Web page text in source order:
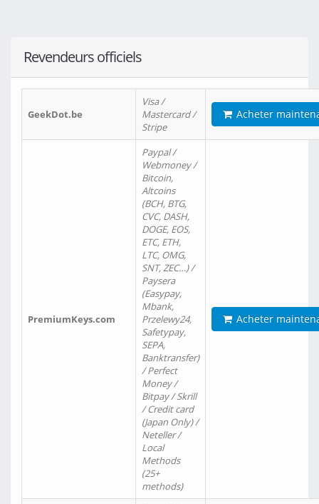
Revendeurs officiels
GeekDot.be
Visa /
Mastercard /
Stripe
Acheter
PremiumKeys.com
Paypal /
Webmoney /
Bitcoin,
Altcoins
(BCH, BTG,
CVC, DASH,
DOGE, EOS,
ETC, ETH,
LTC, OMG,
SNT, ZEC…) /
Paysera
(Easypay,
Mbank,
Przelewy24,
Safetypay,
SEPA,
Banktransfer)
/ Perfect
Money /
Bitpay / Skrill
/ Credit card
(Japan Only) /
Neteller /
Local
Methods
(25+
methods)
Acheter